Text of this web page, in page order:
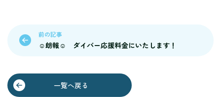
前の記事
☺朗報☺ ダイバー応援料金にいたします！
一覧へ戻る